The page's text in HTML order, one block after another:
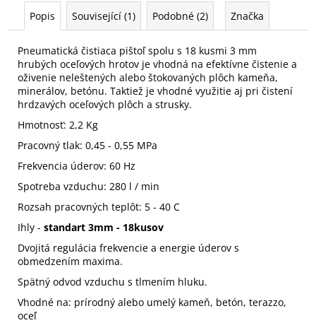
Popis Související (1) Podobné (2) Značka
Pneumatická čistiaca pištoľ spolu s 18 kusmi 3 mm
hrubých oceľových hrotov je vhodná na efektívne čistenie a
oživenie neleštených alebo štokovaných plôch kameňa,
minerálov, betónu. Taktiež je vhodné využitie aj pri čistení
hrdzavých oceľových plôch a strusky.
Hmotnosť: 2,2 Kg
Pracovný tlak: 0,45 - 0,55 MPa
Frekvencia úderov: 60 Hz
Spotreba vzduchu: 280 l / min
Rozsah pracovných teplôt: 5 - 40 C
Ihly - standart 3mm - 18kusov
Dvojitá regulácia frekvencie a energie úderov s
obmedzením maxima.
Spätný odvod vzduchu s tlmením hluku.
Vhodné na: prírodný alebo umelý kameň, betón, terazzo,
oceľ